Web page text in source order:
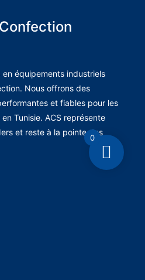
équipements industriels
Nous offrons des
et fiables pour les
Tunisie. ACS représente
et reste à la pointe des
0